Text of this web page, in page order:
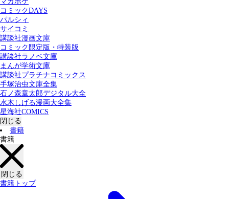
コミックDAYS
パルシィ
サイコミ
講談社漫画文庫
コミック限定版・特装版
講談社ラノベ文庫
まんが学術文庫
講談社プラチナコミックス
手塚治虫文庫全集
石ノ森章太郎デジタル大全
水木しげる漫画大全集
星海社COMICS
閉じる
書籍
書籍
閉じる
書籍トップ
カテゴリー：
すべての記事